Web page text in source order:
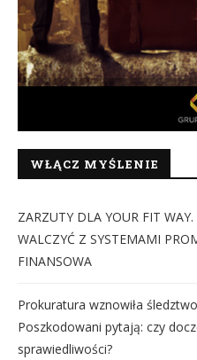
WŁĄCZ MYŚLENIE
ZARZUTY DLA YOUR FIT
WALCZYĆ Z SYSTEMAMI
FINANSOWA
Prokuratura wznowiła
Poszkodowani pytają: czy
sprawiedliwości?